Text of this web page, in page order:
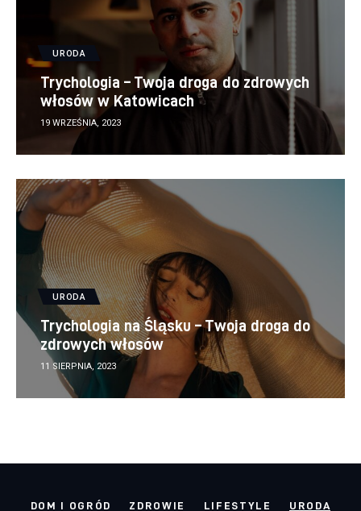
URODA
Trychologia – Twoja droga do zdrowych
włosów w Katowicach
19 WRZEŚNIA, 2023
URODA
Trychologia na Śląsku – Twoja droga do
zdrowych włosów
11 SIERPNIA, 2023
DOM I OGRÓD ZDROWIE LIFESTYLE URODA